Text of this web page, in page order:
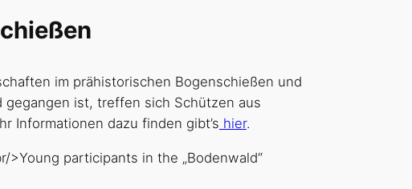
im prähistorischen Bogenschießen und
ist, treffen sich Schützen aus
Informationen dazu finden gibt’s hier.